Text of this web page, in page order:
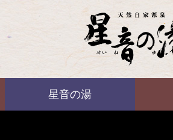
ばいえる
星音の湯